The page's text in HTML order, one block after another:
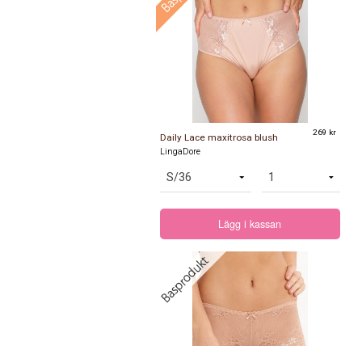
Daily Lace maxitrosa blush 269 kr
LingaDore
Lägg i kassan